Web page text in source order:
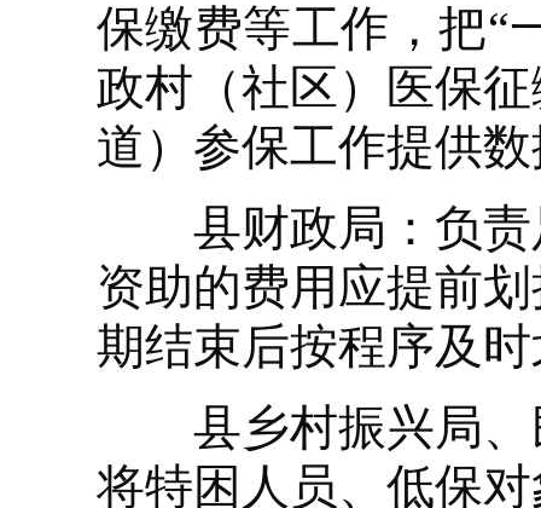
保缴费等工作，把“
政村（社区）医保
道）参保工作提供
县财政局：负责
资助的费用应提前
期结束后按程序及
县乡村振兴局、
将特困人员、低保